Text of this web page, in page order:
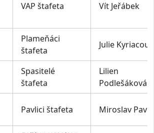
VAP štafeta Vít Jeřábek
Plameňáci
štafeta
Julie Kyriacou
Spasitelé
štafeta
Lilien
Podlešáková
Pavlici štafeta Miroslav